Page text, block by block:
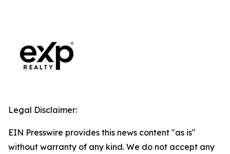
Legal Disclaimer:
EIN Presswire provides this news content "as is"
without warranty of any kind. We do not accept any